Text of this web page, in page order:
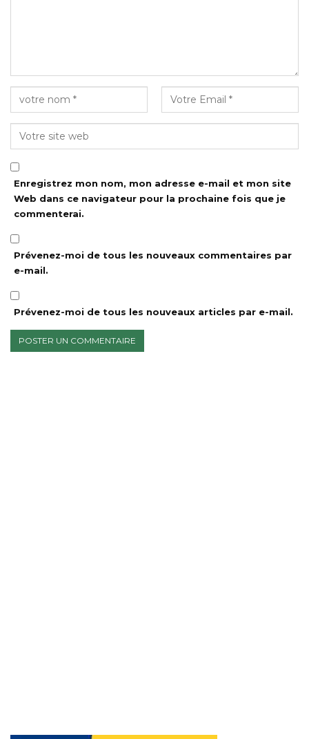
Enregistrez mon nom, mon adresse e-mail et mon site
Web dans ce navigateur pour la prochaine fois que je
commenterai.
Prévenez-moi de tous les nouveaux commentaires par
e-mail.
Prévenez-moi de tous les nouveaux articles par e-mail.